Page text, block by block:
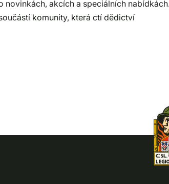
novinkách, akcích a speciálních
komunity, která ctí dědictví